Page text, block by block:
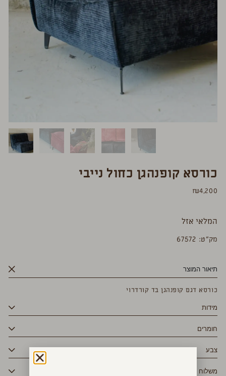
כורסא קופנהגן כחול נייבי
₪4,200
המלאי אזל
מק”ט: 67572
תיאור המוצר
כורסא דגם קופנהגן בד קורדרוי
מידות
חומרים
צבע
משלוח